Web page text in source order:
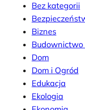
Bez kategorii
Biznes
Budownictwo
Dom
Dom i Ogród
Edukacja
Ekologia